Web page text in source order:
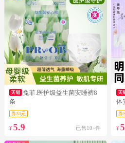
兔菲.医护级益生菌安睡裤8
条
券34元
¥ 5.9 已售10+件
体
券
¥